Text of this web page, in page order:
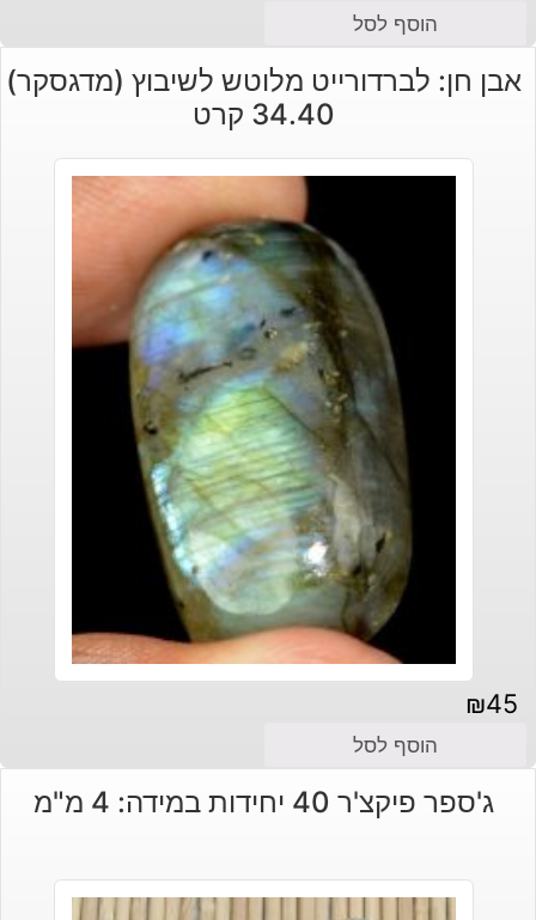
הוסף לסל
אבן חן: לברדורייט מלוטש לשיבוץ (מדגסקר)
34.40 קרט
₪45
הוסף לסל
ג'ספר פיקצ'ר 40 יחידות במידה: 4 מ"מ